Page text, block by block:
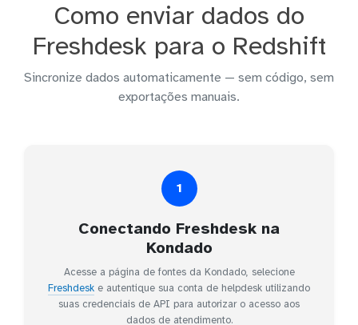
Como enviar dados do
Freshdesk para o Redshift
Sincronize dados automaticamente — sem código, sem
exportações manuais.
1
Conectando Freshdesk na
Kondado
Acesse a página de fontes da Kondado, selecione
Freshdesk e autentique sua conta de helpdesk utilizando
suas credenciais de API para autorizar o acesso aos
dados de atendimento.